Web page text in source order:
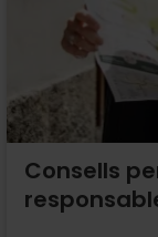
Consells